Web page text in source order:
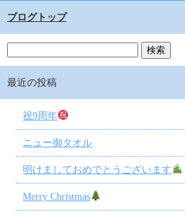
ブログトップ
最近の投稿
祝9周年
ニュー御タオル
明けましておめでとうございます
Merry Christmas